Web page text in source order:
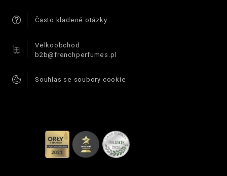
Často kladené otázky
Velkoobchod
b2b@frenchperfumes.pl
Souhlas se soubory cookie